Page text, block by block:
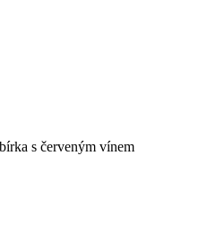
s červeným vínem